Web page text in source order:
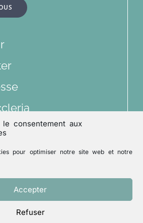
le consentement aux
pour optimiser notre site web et notre
Accepter
Refuser
les réseaux sociaux